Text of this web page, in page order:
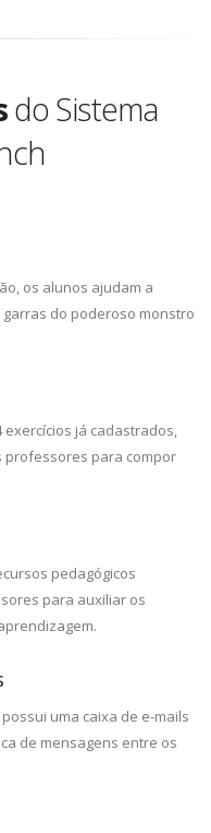
do Sistema
os alunos ajudam a
do poderoso monstro
exercícios já cadastrados,
professores para compor
pedagógicos
para auxiliar os
uma caixa de e-mails
de mensagens entre os